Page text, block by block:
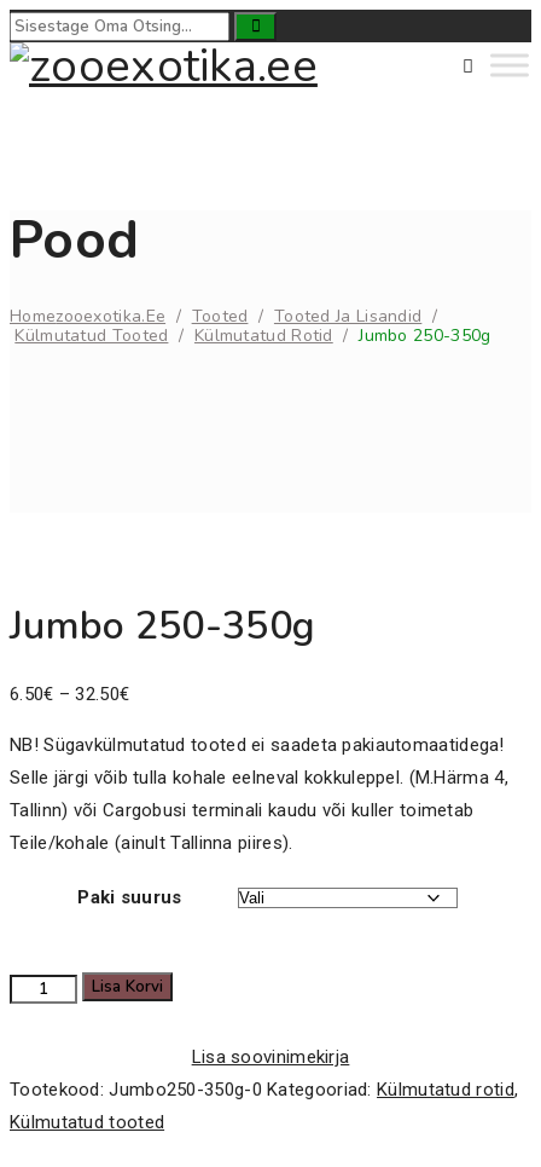
Pood
HomeZooexotika.ee / Tooted / Tooted Ja Lisandid /
Külmutatud Tooted / Külmutatud Rotid /Jumbo 250-350g
Jumbo 250-350g
6.50€ – 32.50€Price
6.50€
through
32.50€
NB! Sügavkülmutatud tooted ei saadeta pakiautomaatidega!
Selle järgi võib tulla kohale eelneval kokkuleppel. (M.Härma 4,
Tallinn) või Cargobusi terminali kaudu või kuller toimetab
Teile/kohale (ainult Tallinna piires).
Paki suurus
Jumbo
kogus
Lisa Korvi
Lisa soovinimekirja
Tootekood:Jumbo250-350g-0 Kategooriad:Külmutatud rotid,
Külmutatud tooted